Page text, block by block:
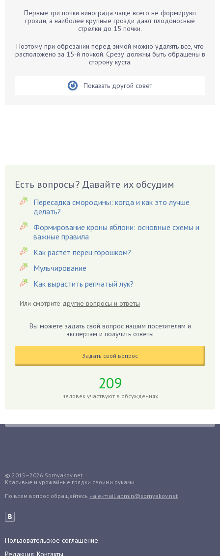
Бархатцы
Белые грибы
Бирючина
Вишня
Вредители
Гардения
Гацания
Гвоздики
Георгины
Герань
Гиацинт
Гиппеаструм
Годжи
Голубика
Гуава
Гузмания
Дайкон
Дендробиум
Первые три почки винограда чаще всего не формируют
грозди, а наиболее крупные грозди дают плодоносные
стрелки до 15 почки.
Поэтому при обрезании перед зимой можно удалять все, что
расположено за 15-й почкой. Срезу должны быть обращены в
сторону куста.
Показать другой совет
Есть вопросы? Давайте их обсудим
Пересадка смородины: когда и как это лучше
делать?
Формирование кроны яблони: основные схемы и
важные правила
Как растет перец горошком?
Мульчирование
Как вырастить репчатый лук?
Или смотрите другие вопросы и ответы
Вы можете задать свой вопрос нашим посетителям и
экспертам и получить ответы
Задать свой вопрос
209
человек участвуют в обсуждениях
© 2015–2026 Sornyakov.net
Красивые и урожайные грядки своими руками
По всем вопрос обращайтесь на e-mail admin@sornyakov.net
Пользовательское соглашение
Редакция, Контакты